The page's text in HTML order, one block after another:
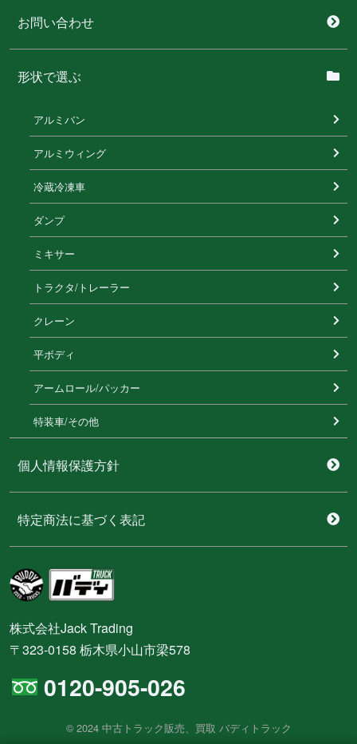
お問い合わせ
形状で選ぶ
アルミバン
アルミウィング
冷蔵冷凍⾞
ダンプ
ミキサー
トラクタ/トレーラー
クレーン
平ボディ
アームロール/パッカー
特装⾞/その他
個人情報保護方針
特定商法に基づく表記
株式会社Jack Trading
〒323-0158 栃木県小山市梁578
0120-905-026
© 2024 中古トラック販売、買取 バディトラック